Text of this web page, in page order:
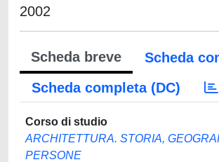
2002
Scheda breve
Scheda
Scheda completa (DC)
Corso di studio
ARCHITETTURA. STORIA,
PERSONE